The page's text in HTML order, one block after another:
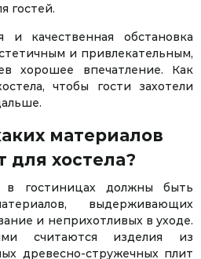
гостей.
и качественная обстановка
и привлекательным,
хорошее впечатление. Как
чтобы гости захотели
материалов
для хостела?
в гостиницах должны быть
выдерживающих
и неприхотливых в уходе.
считаются изделия из
древесно-стружечных плит